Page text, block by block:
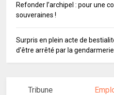
Refonder l’archipel : pour une
souveraines !
Surpris en plein acte de
d'être arrêté par la gendarmerie
Tribune